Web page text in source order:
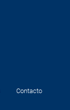
Contacto